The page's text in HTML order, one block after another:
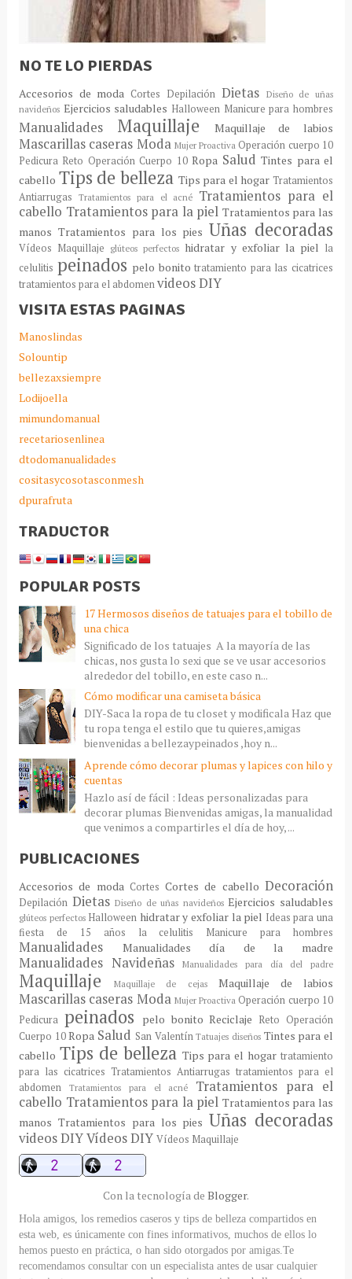
NO TE LO PIERDAS
Accesorios de moda Cortes Depilación Dietas
Diseño de uñas
navideños Ejercicios saludables Halloween Manicure para hombres
Manualidades Maquillaje Maquillaje de labios
Mascarillas caseras Moda Mujer Proactiva Operación cuerpo 10
Pedicura Reto Operación Cuerpo 10 Ropa Salud Tintes para el
cabello Tips de belleza Tips para el hogar Tratamientos
Antiarrugas Tratamientos para el acné Tratamientos para el
cabello Tratamientos para la piel Tratamientos para las
manos Tratamientos para los pies Uñas decoradas
Vídeos Maquillaje glúteos perfectos hidratar y exfoliar la piel la
celulitis peinados pelo bonito tratamiento para las cicatrices
tratamientos para el abdomenvideos DIY
VISITA ESTAS PAGINAS
Manoslindas
Solountip
bellezaxsiempre
Lodijoella
mimundomanual
recetariosenlinea
dtodomanualidades
cositasycosotasconmesh
dpurafruta
TRADUCTOR
POPULAR POSTS
17 Hermosos diseños de tatuajes para el tobillo de
una chica
Significado de los tatuajes A la mayoría de las
chicas, nos gusta lo sexi que se ve usar accesorios
alrededor del tobillo, en este caso n...
Cómo modificar una camiseta básica
DIY-Saca la ropa de tu closet y modificala Haz que
tu ropa tenga el estilo que tu quieres,amigas
bienvenidas a bellezaypeinados ,hoy n...
Aprende cómo decorar plumas y lapices con hilo y
cuentas
Hazlo así de fácil : Ideas personalizadas para
decorar plumas Bienvenidas amigas, la manualidad
que venimos a compartirles el día de hoy, ...
PUBLICACIONES
Accesorios de moda Cortes Cortes de cabello Decoración
Depilación Dietas Diseño de uñas navideños Ejercicios saludables
glúteos perfectos Halloween hidratar y exfoliar la piel Ideas para una
fiesta de 15 años
la celulitis Manicure para hombres
Manualidades Manualidades día de la madre
Manualidades Navideñas Manualidades para día del padre
Maquillaje Maquillaje de cejas Maquillaje de labios
Mascarillas caseras Moda Mujer Proactiva Operación cuerpo 10
Pedicura peinados pelo bonito Reciclaje Reto Operación
Cuerpo 10 Ropa Salud San Valentín Tatuajes diseños Tintes para el
cabello Tips de belleza Tips para el hogar tratamiento
para las cicatrices Tratamientos Antiarrugas tratamientos para el
abdomen
Tratamientos para el acné
Tratamientos para el
cabello Tratamientos para la piel Tratamientos para las
manos Tratamientos para los pies Uñas decoradas
videos DIYVídeos DIY Vídeos Maquillaje
Con la tecnología de Blogger.
Hola amigos, los remedios caseros y tips de belleza compartidos en
esta web, es únicamente con fines informativos, muchos de ellos lo
hemos puesto en práctica, o han sido otorgados por amigas.Te
recomendamos consultar con un especialista antes de usar cualquier